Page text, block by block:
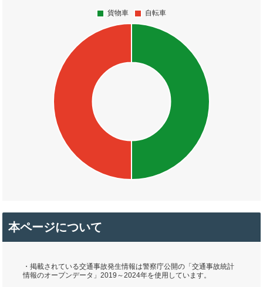
本ページについて
・掲載されている交通事故発生情報は警察庁公開の「交通事故統計
情報のオープンデータ」2019～2024年を使用しています。